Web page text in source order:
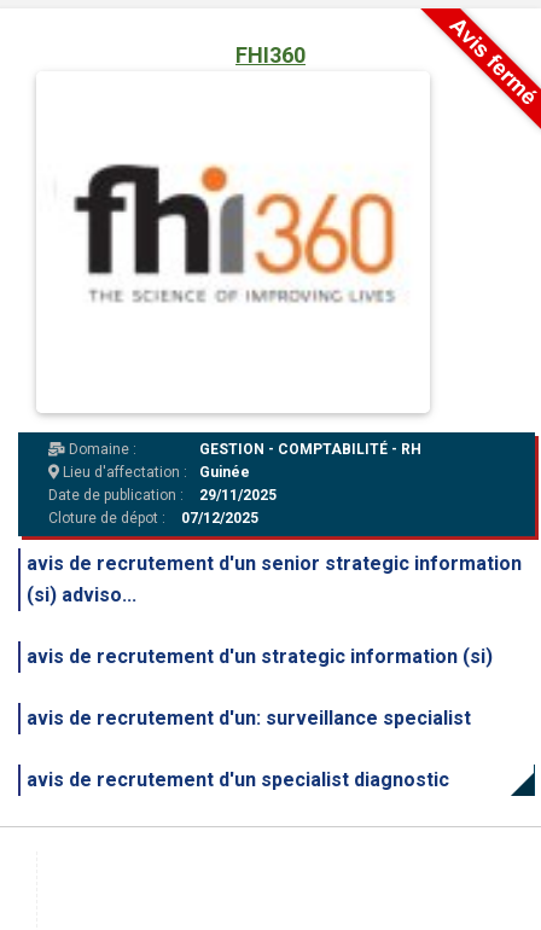
FHI360
Domaine :
GESTION - COMPTABILITÉ - RH
Lieu d'affectation :
Guinée
Date de publication :
29/11/2025
Cloture de dépot :
07/12/2025
avis de recrutement d'un senior strategic information
(si) adviso...
avis de recrutement d'un strategic information (si)
avis de recrutement d'un: surveillance specialist
avis de recrutement d'un specialist diagnostic